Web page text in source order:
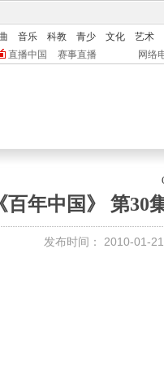
音乐 科教 青少 文化
艺术
直播中国 赛事直播 网络
《百年中国》 第30
发布时间： 2010-01-